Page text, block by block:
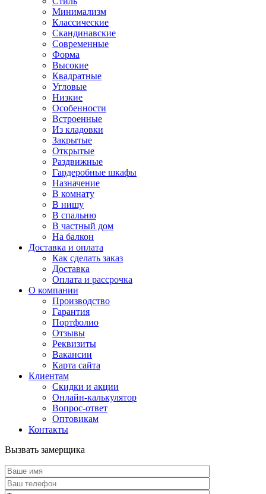
Минимализм
Классические
Скандинавские
Современные
Форма
Высокие
Квадратные
Угловые
Низкие
Особенности
Встроенные
Из кладовки
Закрытые
Открытые
Раздвижные
Гардеробные шкафы
Назначение
В комнату
В нишу
В спальню
В частный дом
На балкон
Доставка и оплата
Как сделать заказ
Доставка
Оплата и рассрочка
О компании
Производство
Гарантия
Портфолио
Отзывы
Реквизиты
Вакансии
Карта сайта
Клиентам
Скидки и акции
Онлайн-калькулятор
Вопрос-ответ
Оптовикам
Контакты
Вызвать замерщика